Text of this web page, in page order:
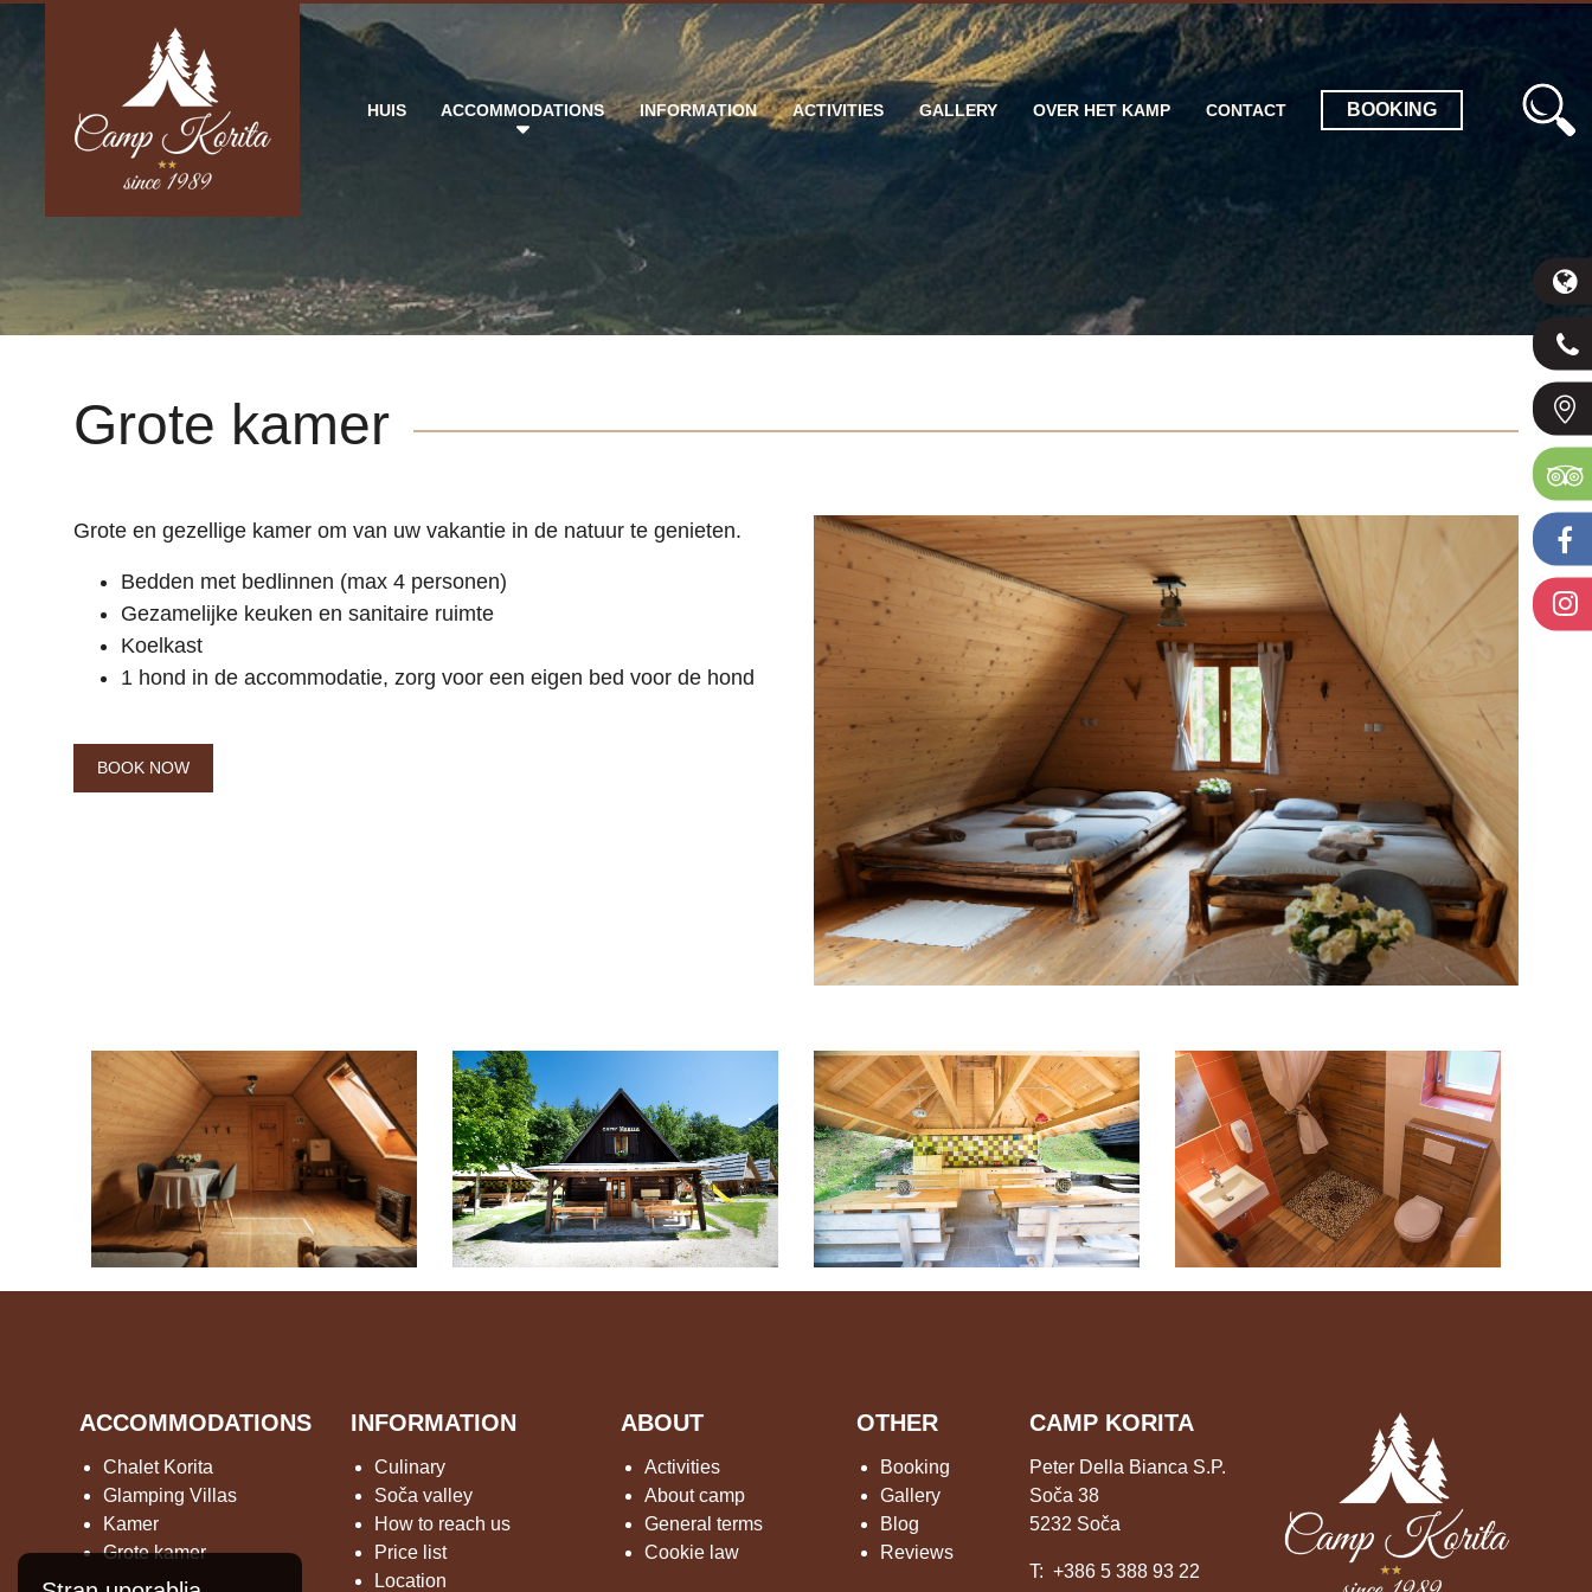
HUIS ACCOMMODATIONS INFORMATION ACTIVITIES GALLERY OVER HET KAMP CONTACT BOOKING
Grote kamer
Grote en gezellige kamer om van uw vakantie in de natuur te genieten.
Bedden met bedlinnen (max 4 personen)
Gezamelijke keuken en sanitaire ruimte
Koelkast
1 hond in de accommodatie, zorg voor een eigen bed voor de hond
BOOK NOW
ACCOMMODATIONS
Chalet Korita
Glamping Villas
Kamer
Grote kamer
INFORMATION
Culinary
Soča valley
How to reach us
Price list
Location
ABOUT
Activities
About camp
General terms
Cookie law
OTHER
Booking
Gallery
Blog
Reviews
CAMP KORITA
Peter Della Bianca S.P.
Soča 38
5232 Soča
T: +386 5 388 93 22